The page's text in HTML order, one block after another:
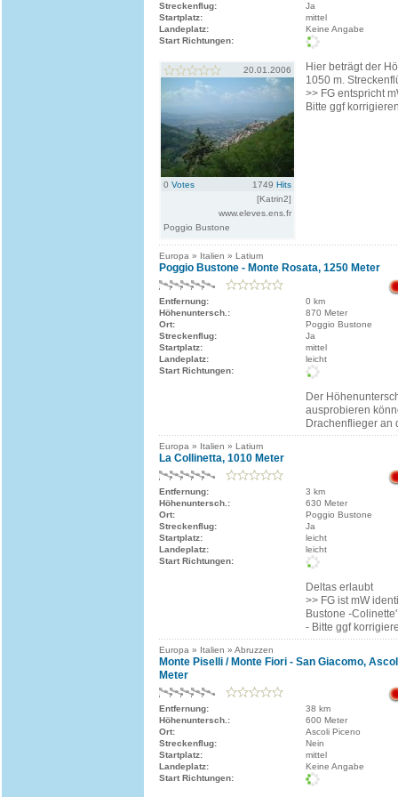
Streckenflug:
Ja
Startplatz:
mittel
Landeplatz:
Keine Angabe
Start Richtungen:
20.01.2006
0 Votes 1749 Hits
[Katrin2]
www.eleves.ens.fr
Poggio Bustone
Hier beträgt der
1050 m.
>> FG entspricht
Bitte ggf
Europa » Italien » Latium
Poggio Bustone - Monte Rosata, 1250 Meter
Entfernung:
0 km
Höhenuntersch.:
870 Meter
Ort:
Poggio Bustone
Streckenflug:
Ja
Startplatz:
mittel
Landeplatz:
leicht
Start Richtungen:
Der
ausprobieren
Drachenflieger an
Europa » Italien » Latium
La Collinetta, 1010 Meter
Entfernung:
3 km
Höhenuntersch.:
630 Meter
Ort:
Poggio Bustone
Streckenflug:
Ja
Startplatz:
leicht
Landeplatz:
leicht
Start Richtungen:
Deltas erlaubt
>> FG ist mW
Bustone -Colinette'
- Bitte ggf
Europa » Italien » Abruzzen
Monte Piselli / Monte Fiori - San Giacomo,
Meter
Entfernung:
38 km
Höhenuntersch.:
600 Meter
Ort:
Ascoli Piceno
Streckenflug:
Nein
Startplatz:
mittel
Landeplatz:
Keine Angabe
Start Richtungen: